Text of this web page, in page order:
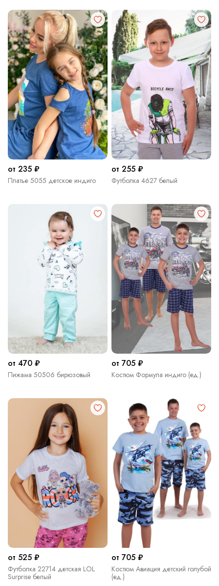
от 235 ₽
Платье 5055 детское индиго
от 255 ₽
Футболка 4627 белый
от 470 ₽
Пижама 50506 бирюзовый
от 705 ₽
Костюм Формула индиго (ед.)
от 525 ₽
Футболка 22714 детская LOL
Surprise белый
от 705 ₽
Костюм Авиация детский голубой
(ед.)